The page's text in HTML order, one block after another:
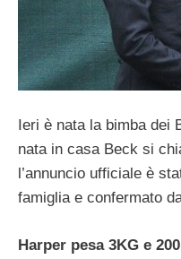
Ieri è nata la bimba dei
nata in casa Beck si
l’annuncio ufficiale è
famiglia e confermato
Harper pesa 3KG e